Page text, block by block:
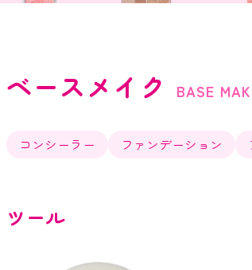
ベースメイク BASE
コンシーラー ファンデーション
ツール